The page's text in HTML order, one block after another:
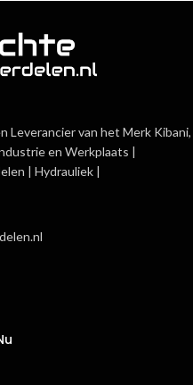
Leverancier van het Merk Kibani,
en Werkplaats |
| Hydrauliek |